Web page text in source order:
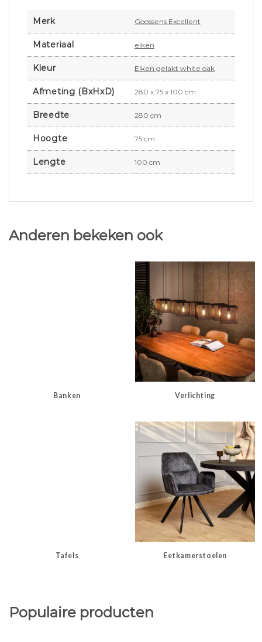
Merk Goossens Excellent
Materiaal eiken
Kleur Eiken gelakt white oak
Afmeting (BxHxD) 280 x 75 x 100 cm
Breedte 280 cm
Hoogte 75 cm
Lengte 100 cm
Anderen bekeken ook
Banken Verlichting
Tafels Eetkamerstoelen
Populaire producten